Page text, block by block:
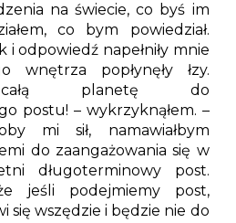
na świecie, co byś im
co bym powiedział.
i odpowiedź napełniły mnie
wnętrza popłynęły łzy.
całą planetę do
postu! – wykrzyknąłem. –
mi sił, namawiałbym
do zaangażowania się w
długoterminowy post.
jeśli podejmiemy post,
się wszędzie i będzie nie do